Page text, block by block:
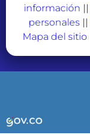
información ||
personales ||
Mapa del sitio